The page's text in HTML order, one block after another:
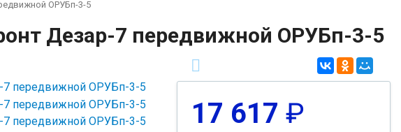
ОРУБп-3-5
Дезар-7 передвижной ОРУБп-3-5
17 617 ₽